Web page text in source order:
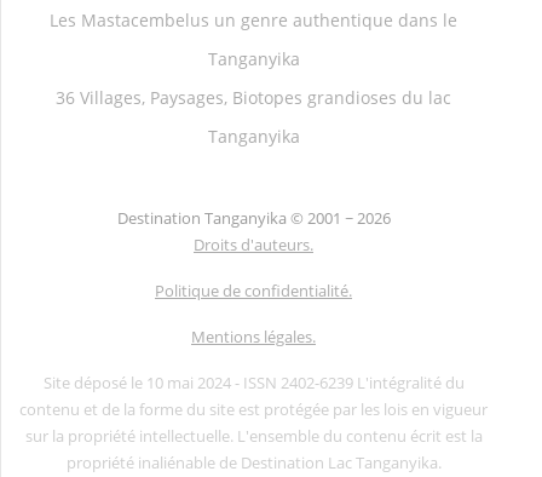
Les Mastacembelus un genre authentique dans le
Tanganyika
36 Villages, Paysages, Biotopes grandioses du lac
Tanganyika
Destination Tanganyika © 2001 ~ 2026
Droits d'auteurs.
Politique de confidentialité.
Mentions légales.
Site déposé le 10 mai 2024 - ISSN 2402-6239 L'intégralité du
contenu et de la forme du site est protégée par les lois en vigueur
sur la propriété intellectuelle. L'ensemble du contenu écrit est la
propriété inaliénable de Destination Lac Tanganyika.